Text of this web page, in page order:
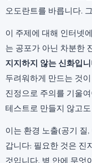
오도란트를 바릅니다.
이 주제에 대해 인터넷
는 공포가 아닌 차분한
지지하지 않는 신화입
두려워하게 만드는 것
진정으로 주의를 기울
테스트로 만들지 않고
이는 환경 노출(공기 질
갑니다: 필요한 것은 진